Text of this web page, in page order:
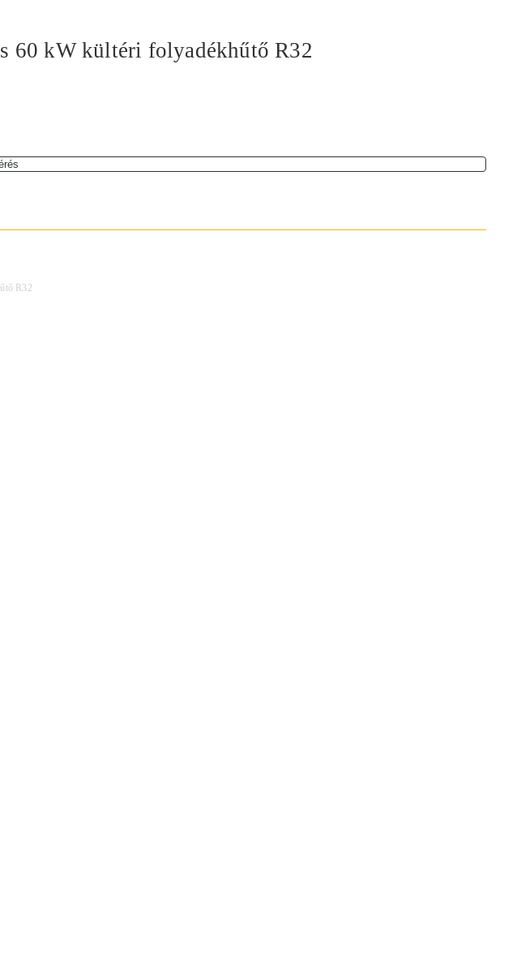
60 kW kültéri folyadékhűtő R32
R32